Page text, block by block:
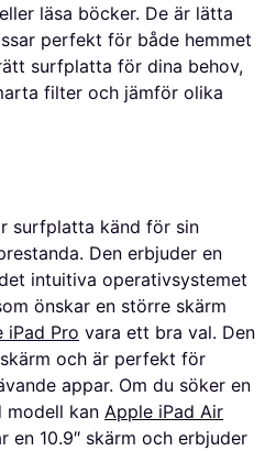
läsa böcker. De är lätta
perfekt för både hemmet
surfplatta för dina behov,
filter och jämför olika
surfplatta känd för sin
Den erbjuder en
intuitiva operativsystemet
önskar en större skärm
iPad Pro vara ett bra val. Den
skärm och är perfekt för
appar. Om du söker en
modell kan Apple iPad Air
en 10.9″ skärm och erbjuder